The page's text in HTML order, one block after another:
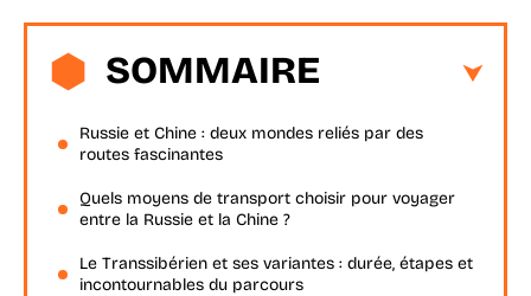
SOMMAIRE
Russie et Chine : deux mondes reliés par des
routes fascinantes
Quels moyens de transport choisir pour voyager
entre la Russie et la Chine ?
Le Transsibérien et ses variantes : durée, étapes et
incontournables du parcours